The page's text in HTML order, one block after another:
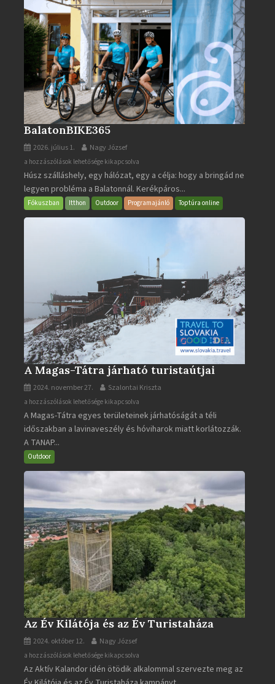
BalatonBIKE365
2026. július 1. Nagy József
BalatonBIKE365
bejegyzéshez
a hozzászólások lehetősége kikapcsolva
Húsz szálláshely, egy hálózat, egy a célja: hogy a bringád ne
legyen probléma a Balatonnál. Kerékpáros...
Fókuszban Itthon Outdoor Programajánló Toptúra online
A Magas-Tátra járható turistaútjai
2024. november 27. Szalontai Kriszta
A
Magas-
Tátra
járható
turistaútjai
a hozzászólások lehetősége kikapcsolva
A Magas-Tátra egyes területeinek járhatóságát a téli
időszakban a lavinaveszély és hóviharok miatt korlátozzák.
A TANAP...
Outdoor
Az Év Kilátója és az Év Turistaháza
2024. október 12. Nagy József
Az
Év
Kilátója
a hozzászólások lehetősége kikapcsolva
Az Aktív Kalandor idén ötödik alkalommal szervezte meg az